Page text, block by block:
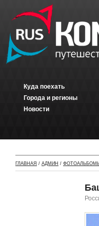
Куда поехать
Города и регионы
Новости
ГЛАВНАЯ / АДМИН /